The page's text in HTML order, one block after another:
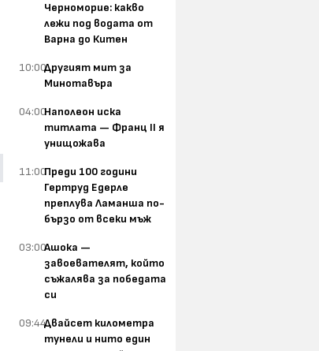
Черноморие: какво
лежи под водата от
Варна до Китен
10:00Другият мит за
Минотавъра
04:00Наполеон иска
титлата — Франц II я
унищожава
11:00Преди 100 години
Гертруд Едерле
преплува Ламанша по-
бързо от всеки мъж
03:00Ашока —
завоевателят, който
съжалява за победата
си
09:44Двайсет километра
тунели и нито един